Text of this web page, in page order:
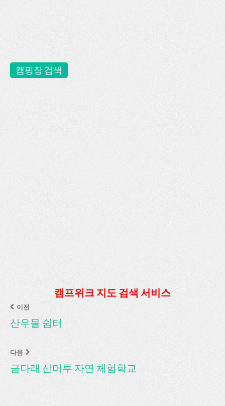
캠핑장 검색
캠프위크 지도 검색 서비스
이전
산우물 쉼터
다음
금다래 산머루 자연 체험학교